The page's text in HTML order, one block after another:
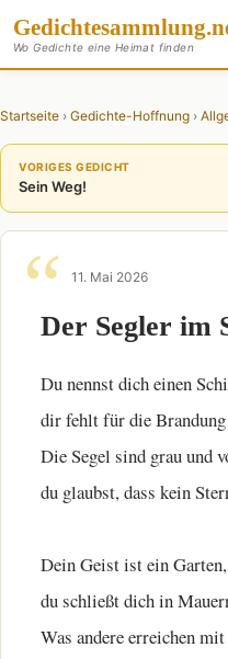
Gedichtesammlung
Wo Gedichte eine Heimat finden
Startseite › Gedichte-Hoffnung ›
VORIGES GEDICHT
Sein Weg!
11. Mai 2026
Der Segler im
Du nennst dich einen
dir fehlt für die
Die Segel sind grau und
du glaubst, dass kein
Dein Geist ist ein
du schließt dich in
Was andere erreichen